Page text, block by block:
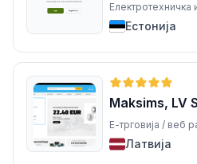
Електротехничка
Естонија
Maksims, LV
Е-трговија / веб
Латвија